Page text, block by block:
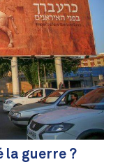
la guerre ?